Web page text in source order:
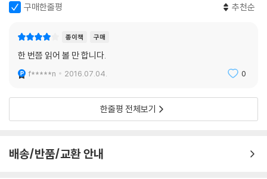
구매한줄평 추천순
종이책 구매
한 번쯤 읽어 볼 만 합니다.
f*****n 2016.07.04. 0
한줄평 전체보기
배송/반품/교환 안내